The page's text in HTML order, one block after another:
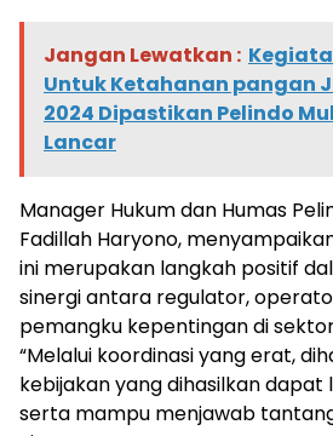
Jangan Lewatkan :
Untuk Ketahanan pangan
2024 Dipastikan Pelindo
Lancar
Manager Hukum dan Humas
Fadillah Haryono,
ini merupakan langkah positif
sinergi antara regulator,
pemangku kepentingan di
“Melalui koordinasi yang erat,
kebijakan yang dihasilkan
serta mampu menjawab